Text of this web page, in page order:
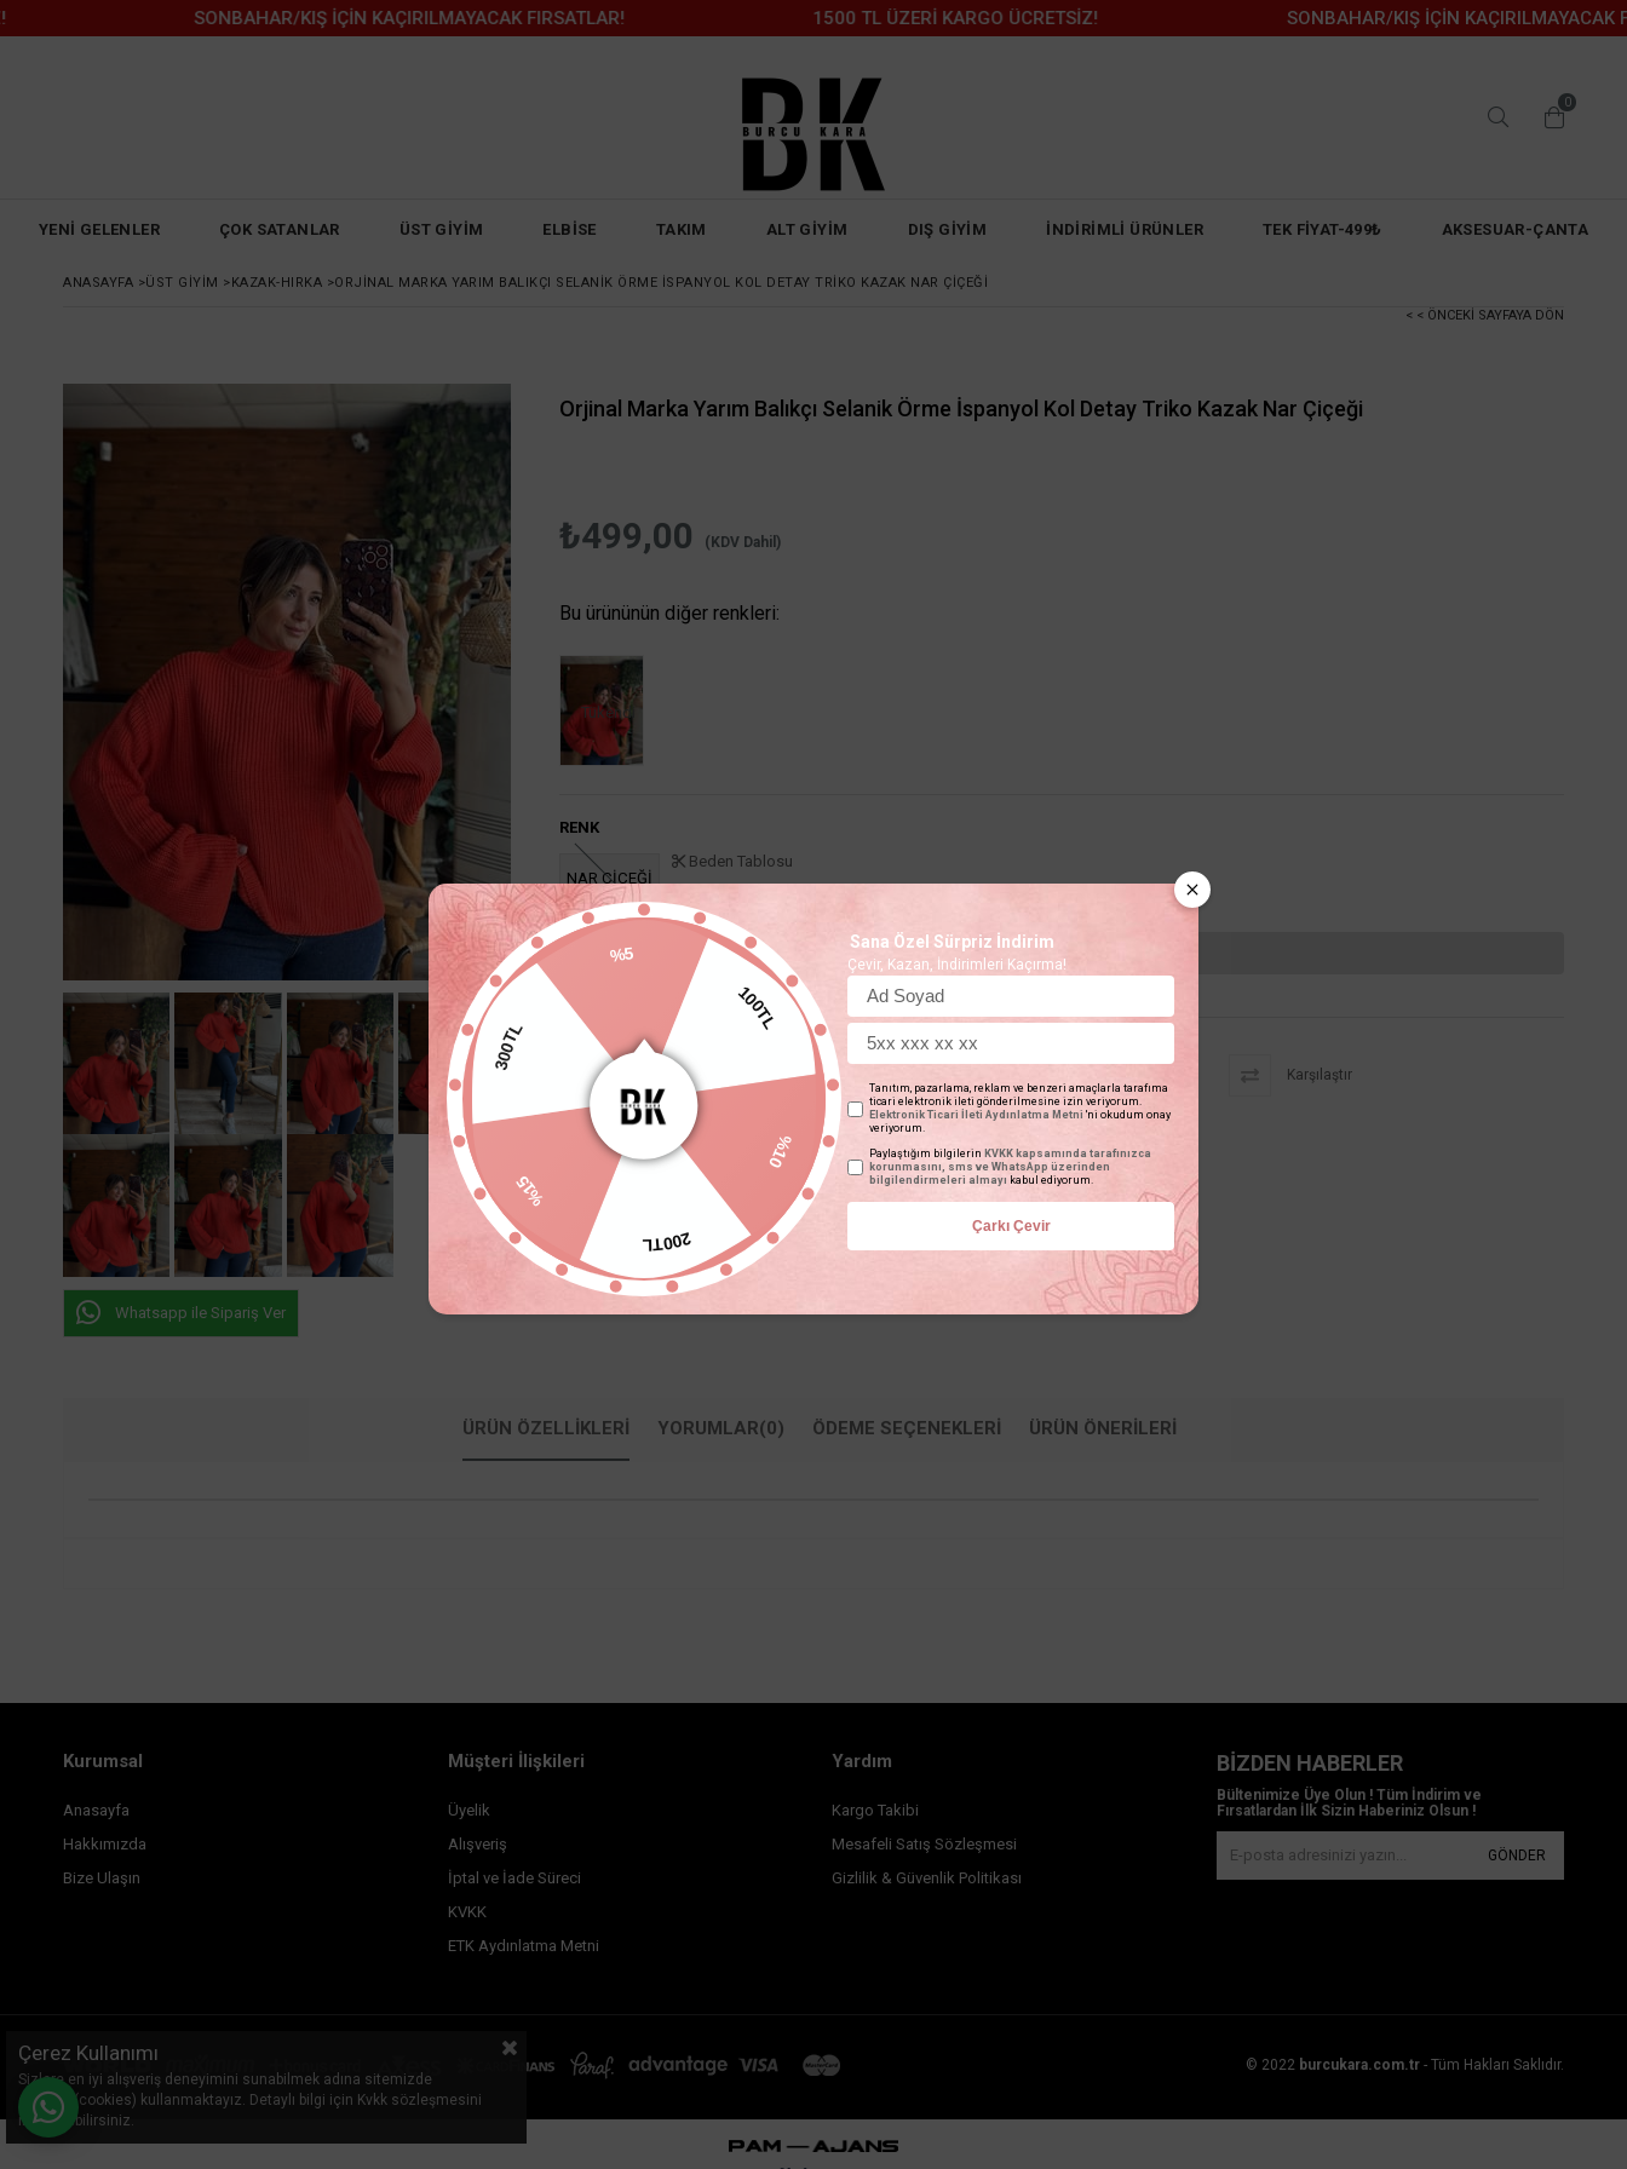
SONBAHAR/KIŞ İÇİN KAÇIRILMAYACAK FIRSATLAR! 1500 TL ÜZERİ KARGO ÜCRETSİZ! SONBAHAR/KIŞ İÇİN KAÇIRILMAYACAK
0
YENİ GELENLER ÇOK SATANLAR ÜST GİYİM ELBİSE TAKIM ALT GİYİM DIŞ GİYİM İNDİRİMLİ ÜRÜNLER TEK FİYAT-499₺ AKSESUAR-ÇANTA
ANASAYFA >ÜST GİYİM >KAZAK-HIRKA >ORJINAL MARKA YARIM BALIKÇI SELANIK ÖRME İSPANYOL KOL DETAY TRIKO KAZAK NAR ÇIÇEĞI
< < ÖNCEKI SAYFAYA DÖN
Whatsapp ile Sipariş Ver
Orjinal Marka Yarım Balıkçı Selanik Örme İspanyol Kol Detay Triko Kazak Nar Çiçeği
₺499,00 (KDV Dahil)
Bu ürününün diğer renkleri:
Tükendi
RENK
NAR ÇİÇEĞİ
Beden Tablosu
Ürün stoklarımızda kalmamıştır.
Favorilere Ekle Karşılaştır
Fiyat Düşünce Haber Ver
YORUM YAZ
ÜRÜN ÖZELLIKLERI YORUMLAR(0) ÖDEME SEÇENEKLERI ÜRÜN ÖNERILERI
Kurumsal
Anasayfa
Hakkımızda
Bize Ulaşın
Müşteri İlişkileri
Üyelik
Alışveriş
İptal ve İade Süreci
KVKK
ETK Aydınlatma Metni
Yardım
Kargo Takibi
Mesafeli Satış Sözleşmesi
Gizlilik & Güvenlik Politikası
BIZDEN HABERLER
Bültenimize Üye Olun ! Tüm İndirim ve
Fırsatlardan İlk Sizin Haberiniz Olsun !
GÖNDER
© 2022 burcukara.com.tr - Tüm Hakları Saklıdır.
Çerez Kullanımı
Sizlere en iyi alışveriş deneyimini sunabilmek adına sitemizde
çerezler(cookies) kullanmaktayız. Detaylı bilgi için Kvkk sözleşmesini
inceleyebilirsiniz.
%5
100TL
%10
200TL
%15
300TL
Sana Özel Sürpriz İndirim
Çevir, Kazan, İndirimleri Kaçırma!
Tanıtım, pazarlama, reklam ve benzeri amaçlarla tarafıma
ticari elektronik ileti gönderilmesine izin veriyorum.
Elektronik Ticari İleti Aydınlatma Metni 'ni okudum onay
veriyorum.
Paylaştığım bilgilerin KVKK kapsamında tarafınızca
korunmasını, sms ve WhatsApp üzerinden
bilgilendirmeleri almayı kabul ediyorum.
Çarkı Çevir